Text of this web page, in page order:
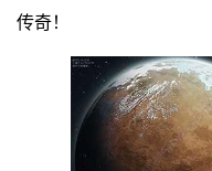
传奇！